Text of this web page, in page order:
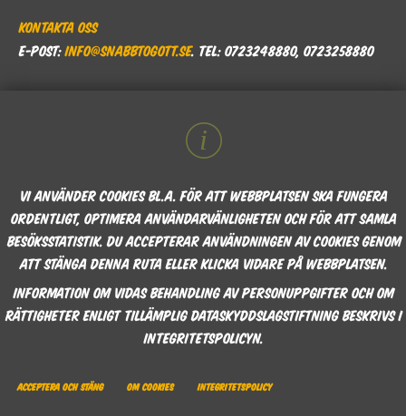
Kontakta oss
E-post:info@snabbtogott.se. Tel: 0723248880, 0723258880
Vi använder cookies bl.a. för att webbplatsen ska fungera
ordentligt, optimera användarvänligheten och för att samla
besöksstatistik. Du accepterar användningen av cookies genom
att stänga denna ruta eller klicka vidare på webbplatsen.
Information om Vidas behandling av personuppgifter och om
rättigheter enligt tillämplig dataskyddslagstiftning beskrivs i
integritetspolicyn.
Acceptera och stäng Om cookies Integritetspolicy